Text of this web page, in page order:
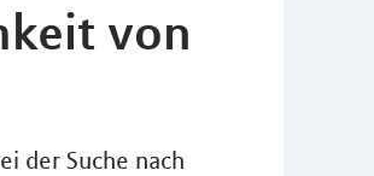
von
der Suche nach